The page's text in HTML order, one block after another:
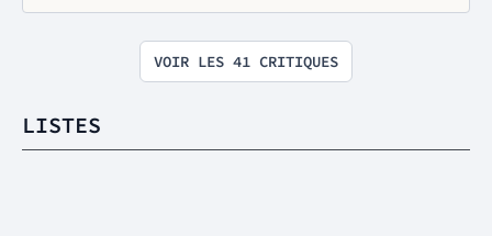
VOIR LES 41 CRITIQUES
LISTES